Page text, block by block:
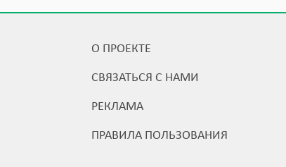
О ПРОЕКТЕ
СВЯЗАТЬСЯ С НАМИ
РЕКЛАМА
ПРАВИЛА ПОЛЬЗОВАНИЯ